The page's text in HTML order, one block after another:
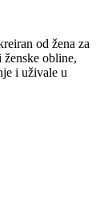
od žena za
obline,
i uživale u